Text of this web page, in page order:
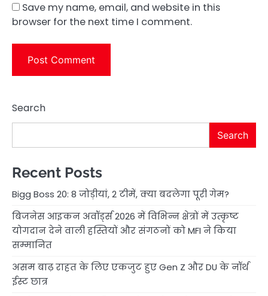
Save my name, email, and website in this
browser for the next time I comment.
Search
Search
Recent Posts
Bigg Boss 20: 8 जोड़ीयां, 2 टीमें, क्या बदलेगा पूरी गेम?
बिजनेस आइकन अवॉर्ड्स 2026 में विभिन्न क्षेत्रों में उत्कृष्ट
योगदान देने वाली हस्तियों और संगठनों को MFI ने किया
सम्मानित
असम बाढ़ राहत के लिए एकजुट हुए Gen Z और DU के नॉर्थ
ईस्ट छात्र